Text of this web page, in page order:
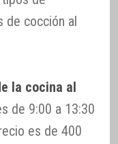
de cocción al
la cocina al
de 9:00 a 13:30
es de 400